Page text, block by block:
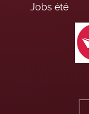
Jobs été